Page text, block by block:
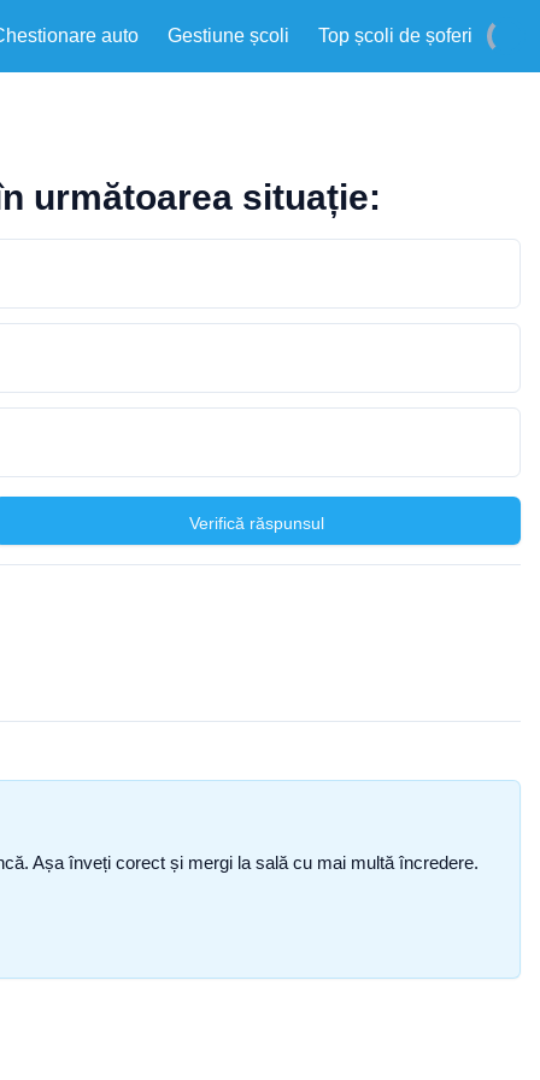
auto Gestiune școli Top școli de șoferi
următoarea situație:
Verifică răspunsul
Așa înveți corect și mergi la sală cu mai multă încredere.